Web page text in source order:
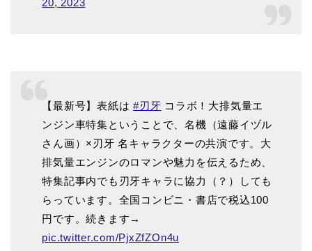
20, 2023
【最新号】表紙は#刃牙 コラボ！大排気量エ
ンジン車特集ということで、名機（遠藤イヅル
さん画）×刃牙 名キャラクターの共演です。大
排気量エンジンのロマンや魅力を伝えるため、
特集記事内でも刃牙キャラに協力（？）しても
らっています。全国コンビニ・書店で税込100
円です。続きます→
pic.twitter.com/PjxZfZOn4u